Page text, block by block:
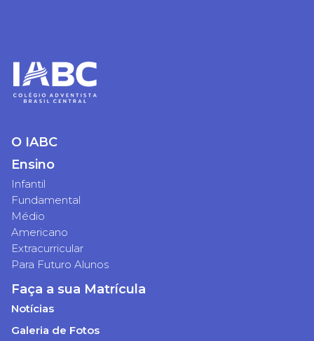
O IABC
Ensino
Infantil
Fundamental
Médio
Americano
Extracurricular
Para Futuro Alunos
Faça a sua Matrícula
Notícias
Galeria de Fotos